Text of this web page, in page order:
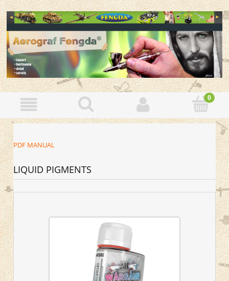
PDF MANUAL
LIQUID PIGMENTS